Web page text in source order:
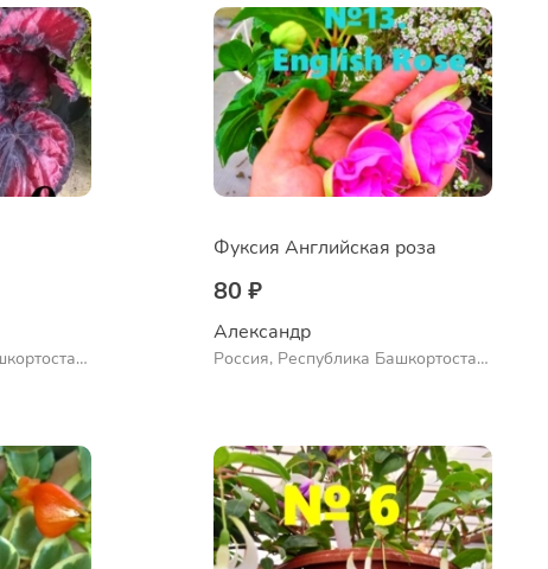
Фуксия Английская роза
80 ₽
Александр
Россия, Республика Башкортостан,